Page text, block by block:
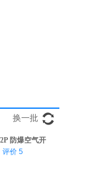
换一批
防爆空气开
评价 5